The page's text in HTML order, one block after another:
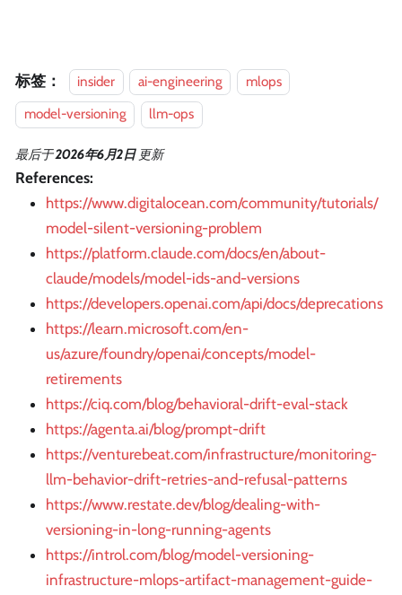
标签： insider ai-engineering
mlops
model-versioning
llm-ops
最后于2026年6月2日 更新
References:
https://www.digitalocean.com/community/tutorials/
model-silent-versioning-problem
https://platform.claude.com/docs/en/about-
claude/models/model-ids-and-versions
https://developers.openai.com/api/docs/deprecations
https://learn.microsoft.com/en-
us/azure/foundry/openai/concepts/model-
retirements
https://ciq.com/blog/behavioral-drift-eval-stack
https://agenta.ai/blog/prompt-drift
https://venturebeat.com/infrastructure/monitoring-
llm-behavior-drift-retries-and-refusal-patterns
https://www.restate.dev/blog/dealing-with-
versioning-in-long-running-agents
https://introl.com/blog/model-versioning-
infrastructure-mlops-artifact-management-guide-